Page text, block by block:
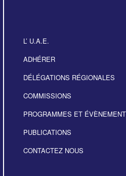
L’ U.A.E.
ADHÉRER
DÉLÉGATIONS RÉGIONALES
COMMISSIONS
PROGRAMMES ET
PUBLICATIONS
CONTACTEZ NOUS